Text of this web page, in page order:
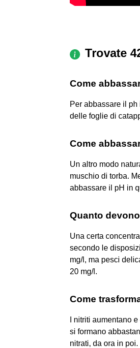
Trovate
Come
Per abbassare il
delle foglie di
Come
Un altro modo
muschio di torba.
abbassare il pH in
Quanto
Una certa
secondo le
mg/l, ma pesci
20 mg/l.
Come
I nitriti aumentano
si formano
nitrati, da ora in poi.